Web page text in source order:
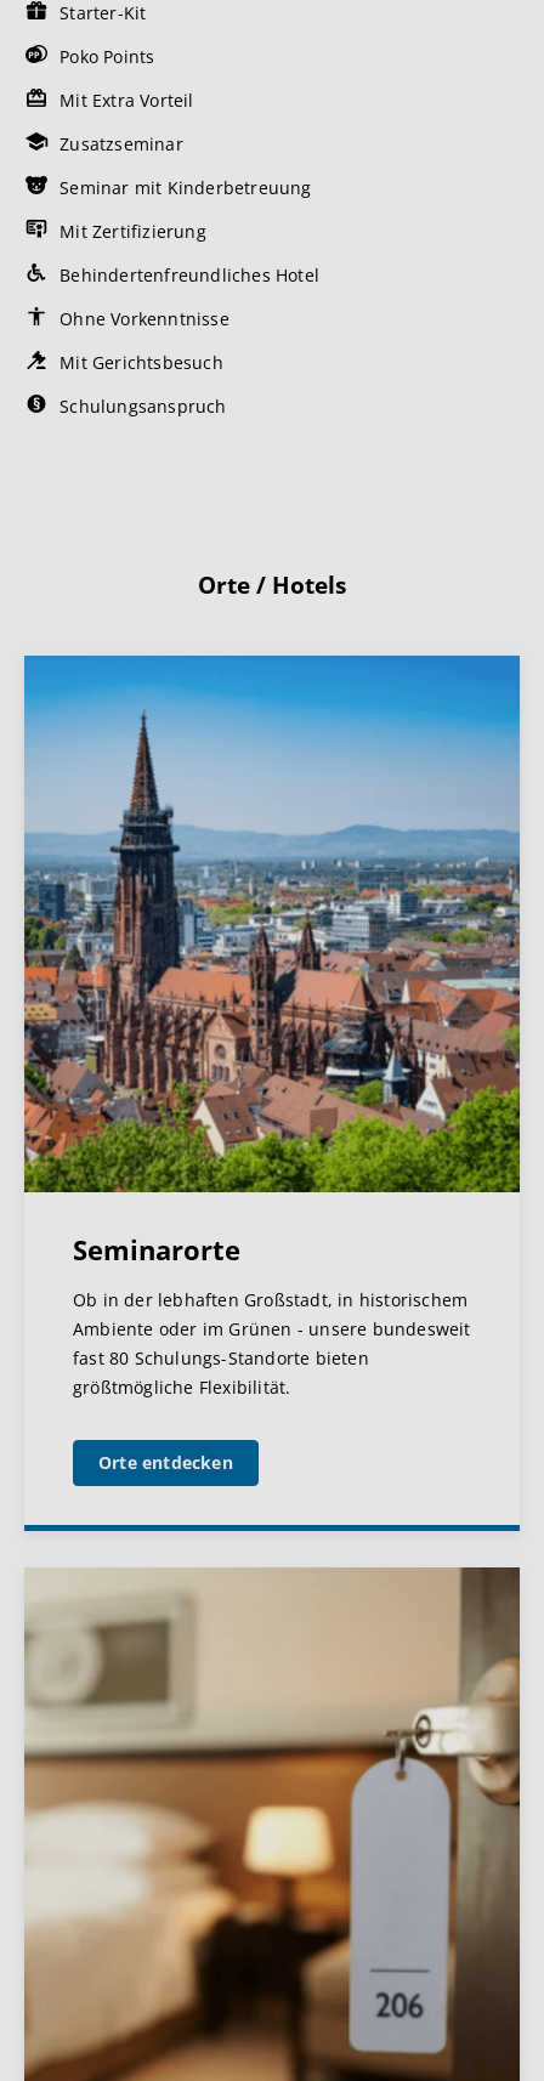
Starter-Kit
Poko Points
Mit Extra Vorteil
Zusatzseminar
Seminar mit Kinderbetreuung
Mit Zertifizierung
Behindertenfreundliches Hotel
Ohne Vorkenntnisse
Mit Gerichtsbesuch
Schulungsanspruch
Orte / Hotels
Seminarorte
Ob in der lebhaften Großstadt, in historischem
Ambiente oder im Grünen - unsere bundesweit
fast 80 Schulungs-Standorte bieten
größtmögliche Flexibilität.
Orte entdecken